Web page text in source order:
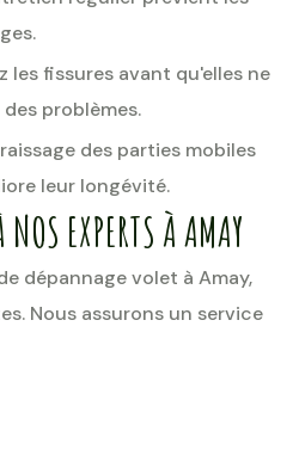
les fissures avant qu'elles ne
problèmes.
des parties mobiles
leur longévité.
EXPERTS À AMAY
dépannage volet à Amay,
Nous assurons un service